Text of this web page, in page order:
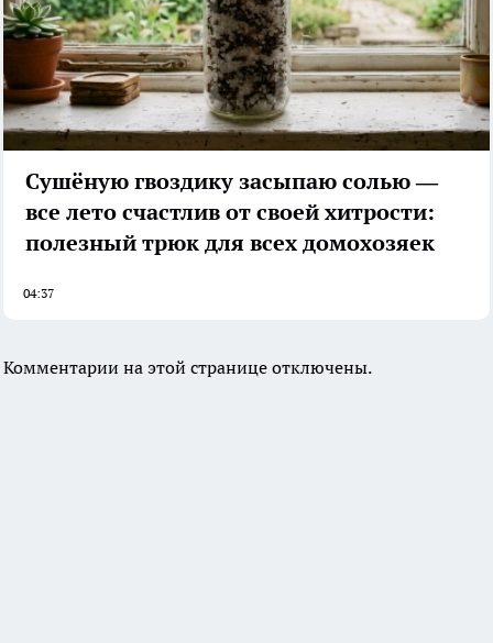
Сушёную гвоздику засыпаю солью —
все лето счастлив от своей хитрости:
полезный трюк для всех домохозяек
04:37
Комментарии на этой странице отключены.